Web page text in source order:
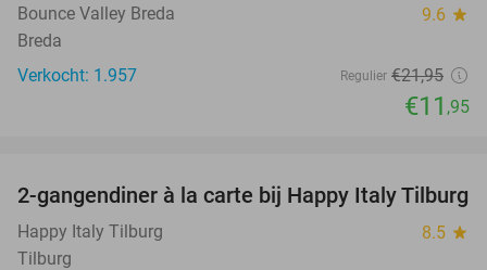
Bounce Valley Breda 9.6 star
Breda
Verkocht: 1.957
Regulier €21,95
€11 ,95
35%
2-gangendiner à la carte bij Happy Italy Tilburg
Happy Italy Tilburg 8.5 star
Tilburg